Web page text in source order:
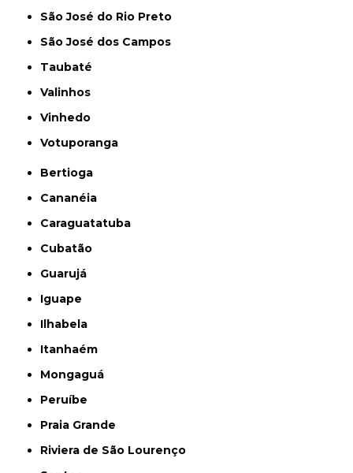
São José do Rio Preto
São José dos Campos
Taubaté
Valinhos
Vinhedo
Votuporanga
Bertioga
Cananéia
Caraguatatuba
Cubatão
Guarujá
Iguape
Ilhabela
Itanhaém
Mongaguá
Peruíbe
Praia Grande
Riviera de São Lourenço